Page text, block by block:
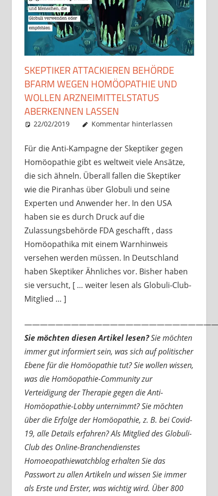
SKEPTIKER ATTACKIEREN BEHÖRDE
BFARM WEGEN HOMÖOPATHIE UND
WOLLEN ARZNEIMITTELSTATUS
ABERKENNEN LASSEN
22/02/2019 Christian J. Becker
Allgemein
Kommentar hinterlassen
Für die Anti-Kampagne der Skeptiker gegen
Homöopathie gibt es weltweit viele Ansätze,
die sich ähneln. Überall fallen die Skeptiker
wie die Piranhas über Globuli und seine
Experten und Anwender her. In den USA
haben sie es durch Druck auf die
Zulassungsbehörde FDA geschafft , dass
Homöopathika mit einem Warnhinweis
versehen werden müssen. In Deutschland
haben Skeptiker Ähnliches vor. Bisher haben
sie versucht, [ … weiter lesen als Globuli-Club-
Mitglied … ]
Sie möchten diesen Artikel lesen?Sie möchten
immer gut informiert sein, was sich auf politischer
Ebene für die Homöopathie tut? Sie wollen wissen,
was die Homöopathie-Community zur
Verteidigung der Therapie gegen die Anti-
Homöopathie-Lobby unternimmt? Sie möchten
über die Erfolge der Homöopathie, z. B. bei Covid-
19, alle Details erfahren? Als Mitglied des Globuli-
Club des Online-Branchendienstes
Homoeopathiewatchblog erhalten Sie das
Passwort zu allen Artikeln und wissen Sie immer
als Erste und Erster, was wichtig wird. Über 800